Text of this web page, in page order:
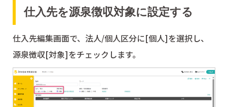
仕入先を源泉徴収対象に設定する
仕入先編集画面で、法人/個人区分に[個人]を選択し、
源泉徴収[対象]をチェックします。